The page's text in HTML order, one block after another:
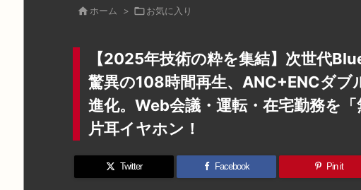
 ホーム > お気に入り
【2025年技術の粋を集結】次世代
驚異の108時間再生、ANC+ENCダブ
進化。Web会議・運転・在宅勤務を
片耳イヤホン！
Twitter Facebook Pin it